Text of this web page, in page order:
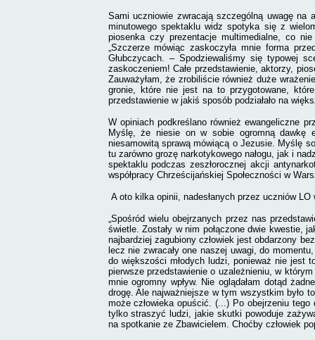
Sami uczniowie zwracają szczególną uwagę na
minutowego spektaklu widz spotyka się z
piosenka czy prezentacje multimedialne, co
„Szczerze mówiąc zaskoczyła mnie forma
Głubczycach. – Spodziewaliśmy się typowej
zaskoczeniem! Całe przedstawienie, aktorzy,
Zauważyłam, że zrobiliście również duże
gronie, które nie jest na to przygotowane,
przedstawienie w jakiś sposób podziałało na
W opiniach podkreślano również ewangeliczne
Myślę, że niesie on w sobie ogromną dawkę
niesamowitą sprawą mówiącą o Jezusie. Myślę
tu zarówno grozę narkotykowego nałogu, jak i
spektaklu podczas zeszłorocznej akcji
współpracy Chrześcijańskiej Społeczności w
A oto kilka opinii, nadesłanych przez uczniów LO
„Spośród wielu obejrzanych przez nas
świetle. Zostały w nim połączone dwie kwestie,
najbardziej zagubiony człowiek jest obdarzony
lecz nie zwracały one naszej uwagi, do
do większości młodych ludzi, ponieważ nie jest
pierwsze przedstawienie o uzależnieniu, w którym
mnie ogromny wpływ. Nie oglądałam dotąd
drogę. Ale najważniejsze w tym wszystkim było
może człowieka opuścić. (...) Po obejrzeniu tego
tylko straszyć ludzi, jakie skutki powoduje
na spotkanie ze Zbawicielem. Choćby człowiek